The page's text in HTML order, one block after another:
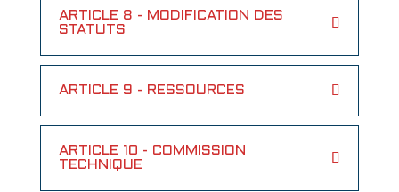
ARTICLE 8 - MODIFICATION DES
STATUTS
ARTICLE 9 - RESSOURCES
ARTICLE 10 - COMMISSION
TECHNIQUE